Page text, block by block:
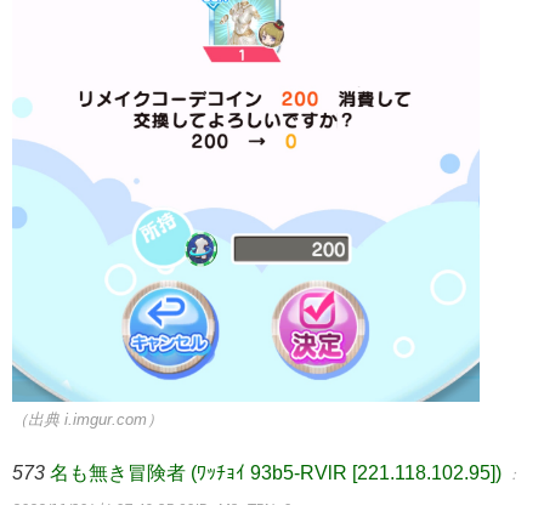
（出典 i.imgur.com）
573 名も無き冒険者 (ﾜｯﾁｮｲ 93b5-RVlR [221.118.102.95]) ：